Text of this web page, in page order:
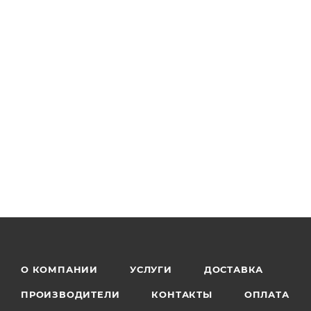
О КОМПАНИИ УСЛУГИ ДОСТАВКА
ПРОИЗВОДИТЕЛИ КОНТАКТЫ ОПЛАТА